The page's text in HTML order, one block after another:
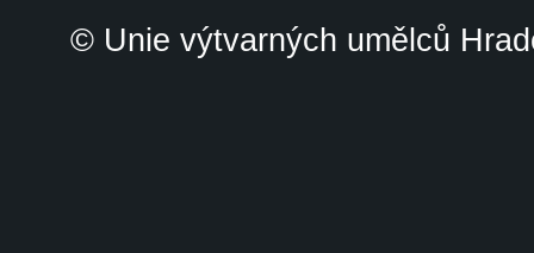
© Unie výtvarných umělců